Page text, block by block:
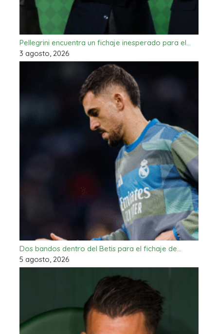
Pellegrini encuentra un fichaje inesperado para el…
3 agosto, 2026
Dos bandos dentro del Betis para el fichaje de…
5 agosto, 2026